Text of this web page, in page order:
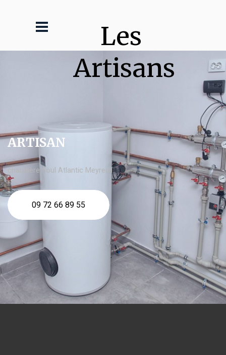
Les
Artisans
ARTISAN
chaudière fioul Atlantic Meyreuil
09 72 66 89 55